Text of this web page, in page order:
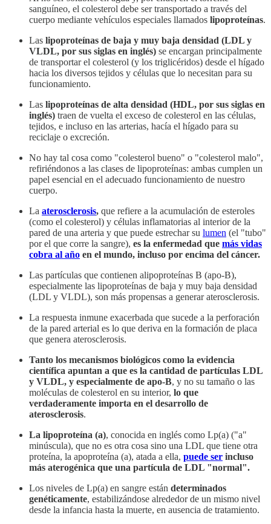
sanguíneo, el colesterol debe ser transportado a través del
cuerpo mediante vehículos especiales llamados lipoproteínas.
Las lipoproteínas de baja y muy baja densidad (LDL y
VLDL, por sus siglas en inglés) se encargan principalmente
de transportar el colesterol (y los triglicéridos) desde el hígado
hacia los diversos tejidos y células que lo necesitan para su
funcionamiento.
Las lipoproteínas de alta densidad (HDL, por sus siglas en
inglés) traen de vuelta el exceso de colesterol en las células,
tejidos, e incluso en las arterias, hacía el hígado para su
reciclaje o excreción.
No hay tal cosa como "colesterol bueno" o "colesterol malo",
refiriéndonos a las clases de lipoproteínas: ambas cumplen un
papel esencial en el adecuado funcionamiento de nuestro
cuerpo.
La aterosclerosis, que refiere a la acumulación de esteroles
(como el colesterol) y células inflamatorias al interior de la
pared de una arteria y que puede estrechar su lumen (el "tubo"
por el que corre la sangre), es la enfermedad que más vidas
cobra al año en el mundo, incluso por encima del cáncer.
Las partículas que contienen alipoproteínas B (apo-B),
especialmente las lipoproteínas de baja y muy baja densidad
(LDL y VLDL), son más propensas a generar aterosclerosis.
La respuesta inmune exacerbada que sucede a la perforación
de la pared arterial es lo que deriva en la formación de placa
que genera aterosclerosis.
Tanto los mecanismos biológicos como la evidencia
científica apuntan a que es la cantidad de partículas LDL
y VLDL, y especialmente de apo-B, y no su tamaño o las
moléculas de colesterol en su interior, lo que
verdaderamente importa en el desarrollo de
aterosclerosis.
La lipoproteína (a), conocida en inglés como Lp(a) ("a"
minúscula), que no es otra cosa sino una LDL que tiene otra
proteína, la apoproteína (a), atada a ella, puede ser incluso
más aterogénica que una partícula de LDL "normal".
Los niveles de Lp(a) en sangre están determinados
genéticamente, estabilizándose alrededor de un mismo nivel
desde la infancia hasta la muerte, en ausencia de tratamiento.